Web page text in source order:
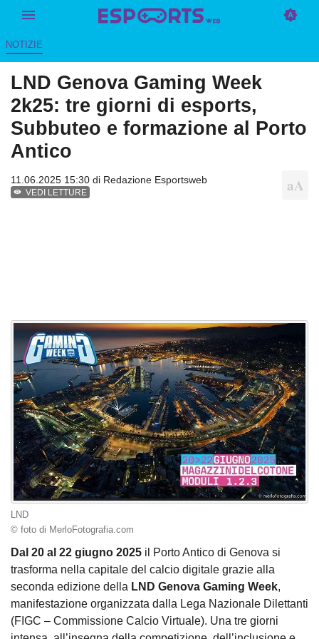
NOTIZIE
LND Genova Gaming Week
2k25: tre giorni di esports,
Subbuteo e formazione al Porto
Antico
11.06.2025 15:30 di Redazione Esportsweb
VEDI LETTURE
LND
© foto di MerloFotografia.com
Dal 20 al 22 giugno 2025 il Porto Antico di Genova si
trasforma nella capitale del calcio digitale grazie alla
seconda edizione della LND Genova Gaming Week,
manifestazione organizzata dalla Lega Nazionale Dilettanti
(FIGC – Commissione Calcio Virtuale). Una tre giorni